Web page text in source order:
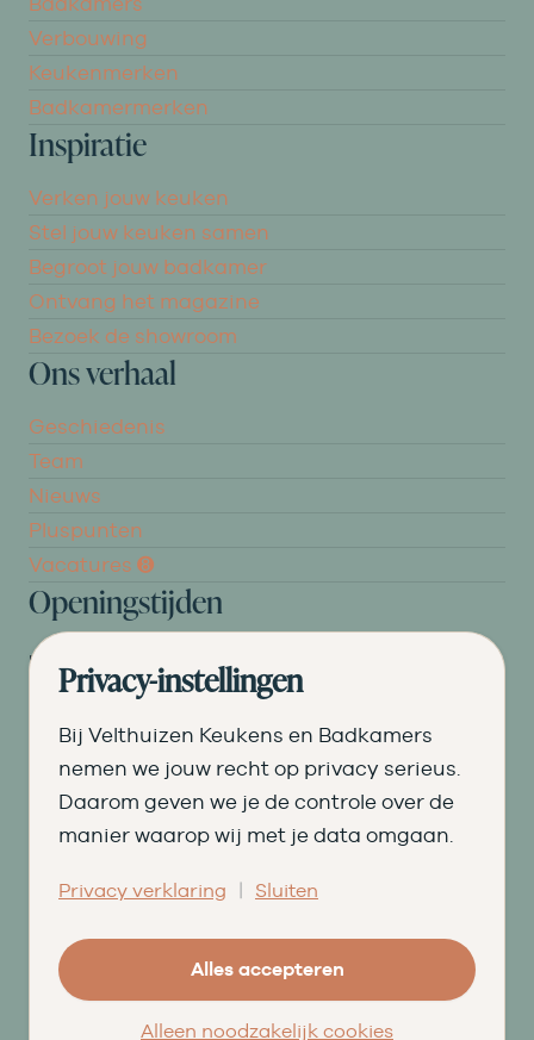
Verbouwing
Keukenmerken
Badkamermerken
Inspiratie
Verken jouw keuken
Stel jouw keuken samen
Begroot jouw badkamer
Ontvang het magazine
Bezoek de showroom
Ons verhaal
Geschiedenis
Team
Nieuws
Pluspunten
Vacatures ➑
Openingstijden
DI 09.00 tot 17.30
09.00 tot 17.30
09.00 tot 20.00
© Velthuizen Keukens en Badkamers
Facebook
Instagram
Pinterest
LinkedInYouTube
Privacy-instellingen
Bij Velthuizen Keukens en Badkamers
nemen we jouw recht op privacy serieus.
Daarom geven we je de controle over de
manier waarop wij met je data omgaan.
Privacy verklaring | Sluiten
Alles accepteren
Alleen noodzakelijk cookies